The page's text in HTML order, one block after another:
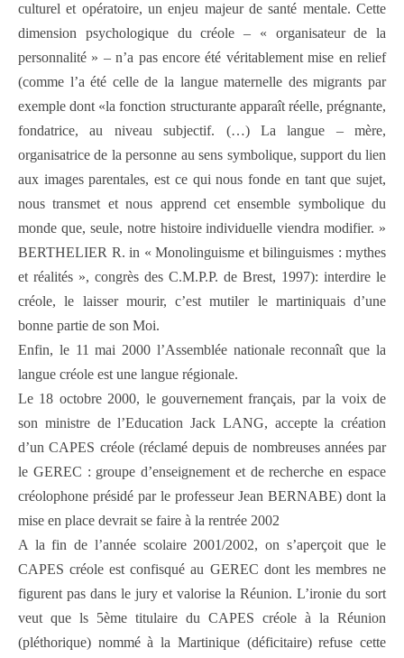
culturel et opératoire, un enjeu majeur de santé mentale. Cette
dimension psychologique du créole – « organisateur de la
personnalité » – n’a pas encore été véritablement mise en relief
(comme l’a été celle de la langue maternelle des migrants par
exemple dont «la fonction structurante apparaît réelle, prégnante,
fondatrice, au niveau subjectif. (…) La langue – mère,
organisatrice de la personne au sens symbolique, support du lien
aux images parentales, est ce qui nous fonde en tant que sujet,
nous transmet et nous apprend cet ensemble symbolique du
monde que, seule, notre histoire individuelle viendra modifier. »
BERTHELIER R. in « Monolinguisme et bilinguismes : mythes
et réalités », congrès des C.M.P.P. de Brest, 1997): interdire le
créole, le laisser mourir, c’est mutiler le martiniquais d’une
bonne partie de son Moi.
Enfin, le 11 mai 2000 l’Assemblée nationale reconnaît que la
langue créole est une langue régionale.
Le 18 octobre 2000, le gouvernement français, par la voix de
son ministre de l’Education Jack LANG, accepte la création
d’un CAPES créole (réclamé depuis de nombreuses années par
le GEREC : groupe d’enseignement et de recherche en espace
créolophone présidé par le professeur Jean BERNABE) dont la
mise en place devrait se faire à la rentrée 2002
A la fin de l’année scolaire 2001/2002, on s’aperçoit que le
CAPES créole est confisqué au GEREC dont les membres ne
figurent pas dans le jury et valorise la Réunion. L’ironie du sort
veut que ls 5ème titulaire du CAPES créole à la Réunion
(pléthorique) nommé à la Martinique (déficitaire) refuse cette